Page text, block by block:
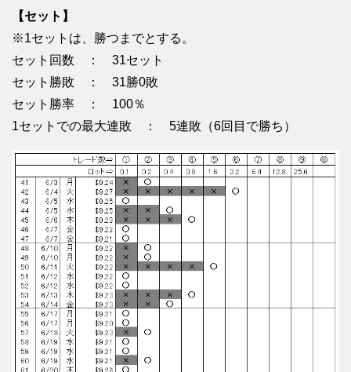
【セット】
※1セットは、勝つまでとする。
セット回数 ： 31セット
セット勝敗 ： 31勝0敗
セット勝率 ： 100％
1セットでの最大連敗 ： 5連敗（6回目で勝ち）